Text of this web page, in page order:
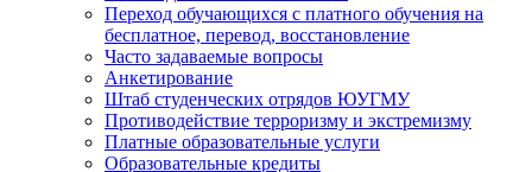
Переход обучающихся с платного обучения на
бесплатное, перевод, восстановление
Часто задаваемые вопросы
Анкетирование
Штаб студенческих отрядов ЮУГМУ
Противодействие терроризму и экстремизму
Платные образовательные услуги
Образовательные кредиты